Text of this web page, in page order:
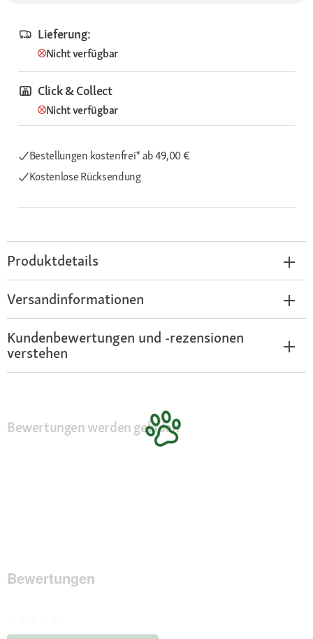
Lieferung:
Nicht verfügbar
Click & Collect
Nicht verfügbar
Bestellungen kostenfrei*ab 49,00 €
Kostenlose Rücksendung
Produktdetails
Versandinformationen
Kundenbewertungen und -rezensionen
verstehen
Bewertungen werden geladen
Bewertungen
Kein